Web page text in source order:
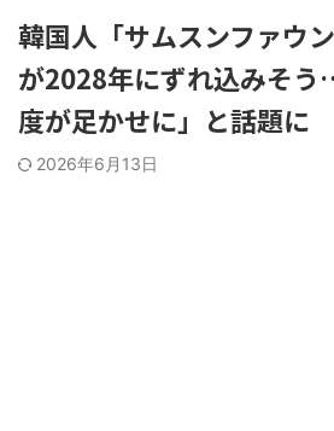
韓国人「サムスンファウ
が2028年にずれ込みそ
度が足かせに」と話題に
2026年6月13日